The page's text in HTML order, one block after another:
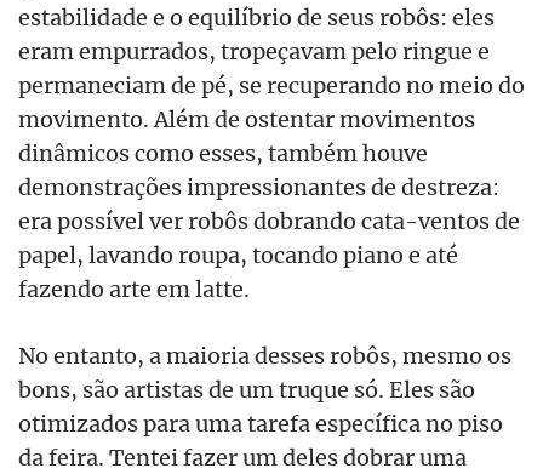
estabilidade e o equilíbrio de seus robôs: eles
eram empurrados, tropeçavam pelo ringue e
permaneciam de pé, se recuperando no meio do
movimento. Além de ostentar movimentos
dinâmicos como esses, também houve
demonstrações impressionantes de destreza:
era possível ver robôs dobrando cata-ventos de
papel, lavando roupa, tocando piano e até
fazendo arte em latte.
No entanto, a maioria desses robôs, mesmo os
bons, são artistas de um truque só. Eles são
otimizados para uma tarefa específica no piso
da feira. Tentei fazer um deles dobrar uma